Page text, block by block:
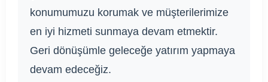
konumumuzu korumak ve müşterilerimize
en iyi hizmeti sunmaya devam etmektir.
Geri dönüşümle geleceğe yatırım yapmaya
devam edeceğiz.